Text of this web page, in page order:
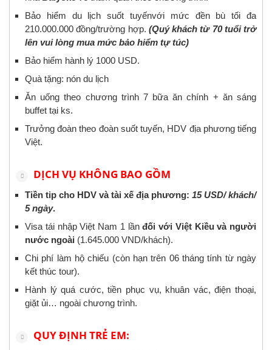
Bảo hiểm du lịch suốt tuyếnvới mức đền bù tối đa
210.000.000 đồng/trường hợp. (Quý khách từ 70 tuổi trở
lên vui lòng mua mức bảo hiểm tự túc)
Bảo hiểm hành lý 1000 USD.
Quà tặng: nón du lịch
Ăn uống theo chương trình 7 bữa ăn chính + ăn sáng
buffet tại ks.
Trưởng đoàn theo đoàn suốt tuyến, HDV địa phương tiếng
Việt.
DỊCH VỤ KHÔNG BAO GỒM
Tiền tip cho HDV và tài xế địa phương: 15 USD/ khách/
5 ngày.
Visa tái nhập Việt Nam 1 lầnđối với Việt Kiều và người
nước ngoài (1.645.000 VND/khách).
Chi phí làm hộ chiếu (còn hạn trên 06 tháng tính từ ngày
kết thúc tour).
Hành lý quá cước, tiền phục vụ, khuân vác, điện thoại,
giặt ủi… ngoài chương trình.
QUY ĐỊNH TRẺ EM: